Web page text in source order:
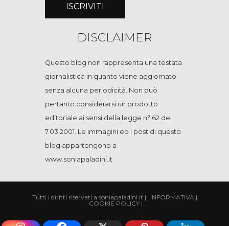
DISCLAIMER
Questo blog non rappresenta una testata
giornalistica in quanto viene aggiornato
senza alcuna periodicità. Non può
pertanto considerarsi un prodotto
editoriale ai sensi della legge n° 62 del
7.03.2001. Le immagini ed i post di questo
blog appartengono a
www.soniapaladini.it
Tutti i diritti riservati a soniapaladini.it | INFORMATIVA|
COOKIE POLICY |
|cp|